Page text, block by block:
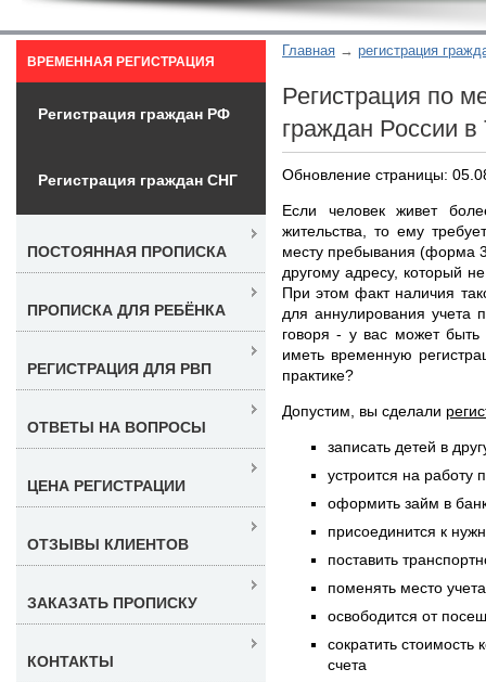
Главная регистрация
Регистрация по
граждан России в
Обновление страницы:
Если человек живет
жительства, то ему
месту пребывания (форма
другому адресу, который
При этом факт наличия
для аннулирования учета
говоря - у вас может
иметь временную
практике?
Допустим, вы сделали
записать детей в
устроится на работу
оформить займ в
присоединится к
поставить
поменять место
освободится от
сократить стоимость
счета
ВРЕМЕННАЯ РЕГИСТРАЦИЯ
Регистрация граждан РФ
Регистрация граждан СНГ
ПОСТОЯННАЯ ПРОПИСКА
ПРОПИСКА ДЛЯ РЕБЁНКА
РЕГИСТРАЦИЯ ДЛЯ РВП
ОТВЕТЫ НА ВОПРОСЫ
ЦЕНА РЕГИСТРАЦИИ
ОТЗЫВЫ КЛИЕНТОВ
ЗАКАЗАТЬ ПРОПИСКУ
КОНТАКТЫ